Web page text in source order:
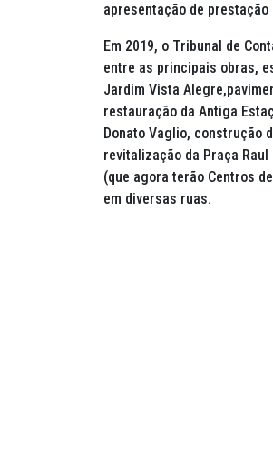
apresentação de prestação
Em 2019, o Tribunal de
entre as principais obras,
Jardim Vista
restauração da Antiga
Donato Vaglio, construção
revitalização da Praça
(que agora terão Centros
em diversas ruas.